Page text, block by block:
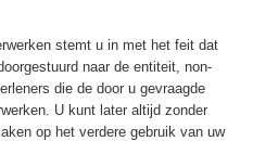
stemt u in met het feit dat
naar de entiteit, non-
die de door u gevraagde
U kunt later altijd zonder
op het verdere gebruik van uw